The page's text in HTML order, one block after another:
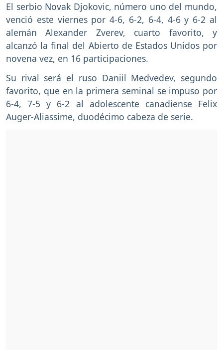
El serbio Novak Djokovic, número uno del mundo,
venció este viernes por 4-6, 6-2, 6-4, 4-6 y 6-2 al
alemán Alexander Zverev, cuarto favorito, y
alcanzó la final del Abierto de Estados Unidos por
novena vez, en 16 participaciones.
Su rival será el ruso Daniil Medvedev, segundo
favorito, que en la primera seminal se impuso por
6-4, 7-5 y 6-2 al adolescente canadiense Felix
Auger-Aliassime, duodécimo cabeza de serie.